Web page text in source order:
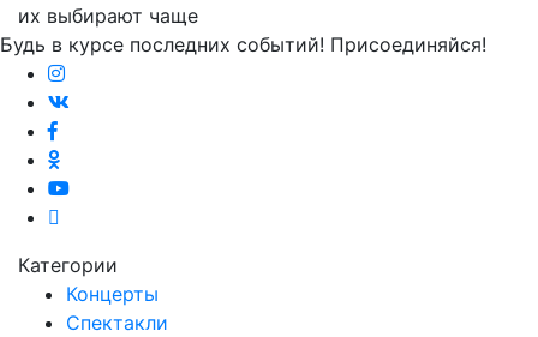
их выбирают чаще
Будь в курсе последних событий! Присоединяйся!
Категории
Концерты
Спектакли